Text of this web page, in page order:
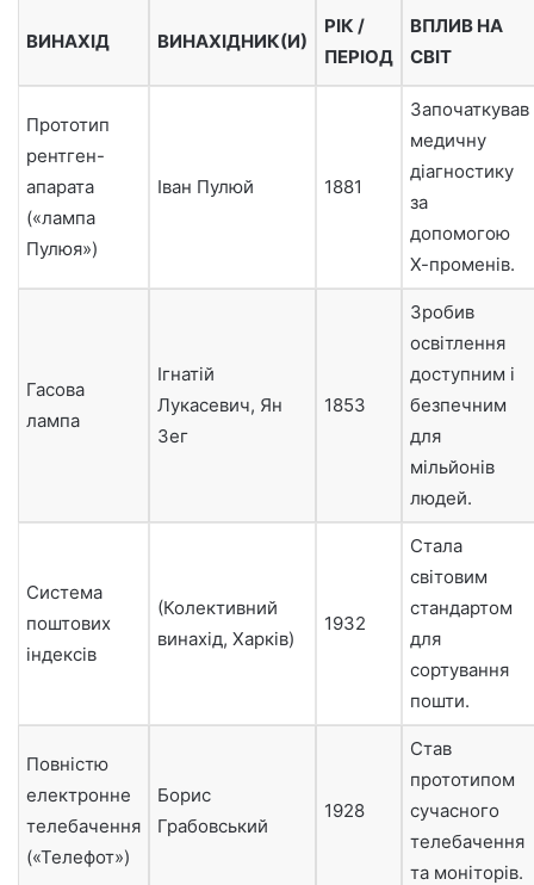
ВИНАХІД ВИНАХІДНИК(И)
РІК /
ПЕРІОД
ВПЛИВ НА
СВІТ
Прототип
рентген-
апарата
(«лампа
Пулюя»)
Іван Пулюй 1881
Започаткував
медичну
діагностику
за
допомогою
Х-променів.
Гасова
лампа
Ігнатій
Лукасевич, Ян
Зег
1853
Зробив
освітлення
доступним і
безпечним
для
мільйонів
людей.
Система
поштових
індексів
(Колективний
винахід, Харків)
1932
Стала
світовим
стандартом
для
сортування
пошти.
Повністю
електронне
телебачення
(«Телефот»)
Борис
Грабовський
1928
Став
прототипом
сучасного
телебачення
та моніторів.